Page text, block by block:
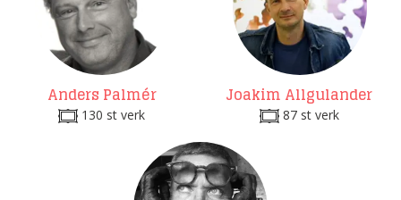
Anders Palmér
130 st verk
Joakim Allgulander
87 st verk